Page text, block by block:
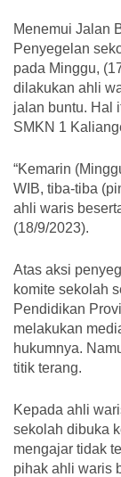
Menemui Jalan
Penyegelan
pada Minggu,
dilakukan ahli
jalan buntu. Hal
SMKN 1
“Kemarin
WIB, tiba-tiba
ahli waris
(18/9/2023).
Atas aksi
komite sekolah
Pendidikan
melakukan
hukumnya.
titik terang.
Kepada ahli
sekolah dibuka
mengajar tidak
pihak ahli waris